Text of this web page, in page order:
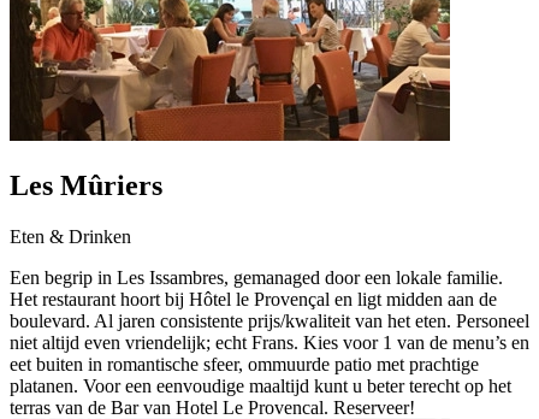
Les Mûriers
Eten & Drinken
Een begrip in Les Issambres, gemanaged door een lokale familie.
Het restaurant hoort bij Hôtel le Provençal en ligt midden aan de
boulevard. Al jaren consistente prijs/kwaliteit van het eten. Personeel
niet altijd even vriendelijk; echt Frans. Kies voor 1 van de menu’s en
eet buiten in romantische sfeer, ommuurde patio met prachtige
platanen. Voor een eenvoudige maaltijd kunt u beter terecht op het
terras van de Bar van Hotel Le Provencal. Reserveer!